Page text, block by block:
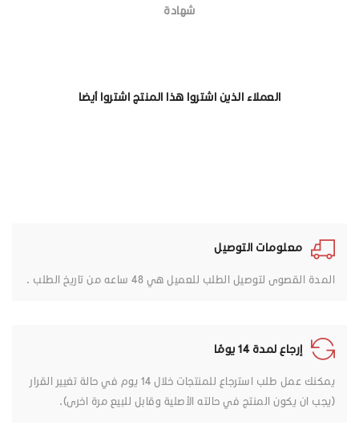
شهادة
العملاء الذين اشتروا هذا المنتج اشتروا أيضا
معلومات التوصيل
المدة القصوى لتوصيل الطلب للعميل هي 48 ساعه من تاريخ الطلب .
إرجاع لمدة 14 يومًا
يمكنك عمل طلب استرجاع للمنتجات خلال 14 يوم في حالة تغيير القرار
(يجب ان يكون المنتج في حالته الأصلية وقابل للبيع مرة اخرى).